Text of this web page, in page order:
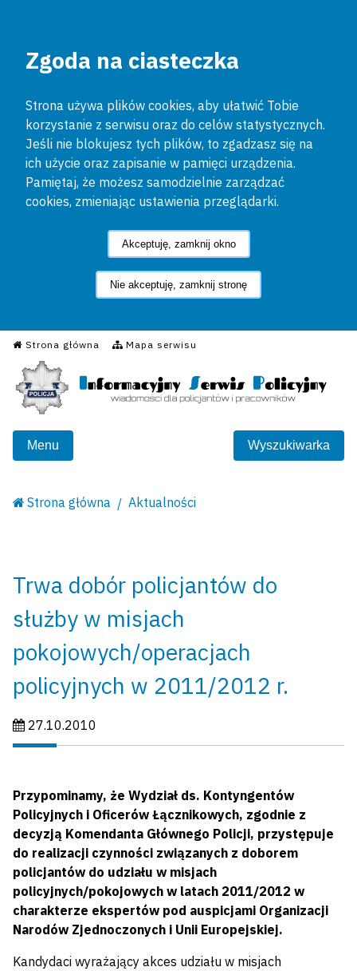
Zgoda na ciasteczka
Strona używa plików cookies, aby ułatwić Tobie
korzystanie z serwisu oraz do celów statystycznych.
Jeśli nie blokujesz tych plików, to zgadzasz się na
ich użycie oraz zapisanie w pamięci urządzenia.
Pamiętaj, że możesz samodzielnie zarządzać
cookies, zmieniając ustawienia przeglądarki.
Akceptuję, zamknij okno
Nie akceptuję, zamknij stronę
Strona główna Mapa serwisu
Informacyjny Serwis
Menu Wyszukiwarka
Strona główna Aktualności
Trwa dobór policjantów do
służby w misjach
pokojowych/operacjach
policyjnych w 2011/2012 r.
Data publikacji:
27.10.2010
Przypominamy, że Wydział ds. Kontyngentów
Policyjnych i Oficerów Łącznikowych, zgodnie z
decyzją Komendanta Głównego Policji, przystępuje
do realizacji czynności związanych z doborem
policjantów do udziału w misjach
policyjnych/pokojowych w latach 2011/2012 w
charakterze ekspertów pod auspicjami Organizacji
Narodów Zjednoczonych i Unii Europejskiej.
Kandydaci wyrażający akces udziału w misjach